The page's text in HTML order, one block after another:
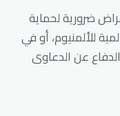
ضرورية لحماية
للألمنيوم، أو في
عن الدعاوى